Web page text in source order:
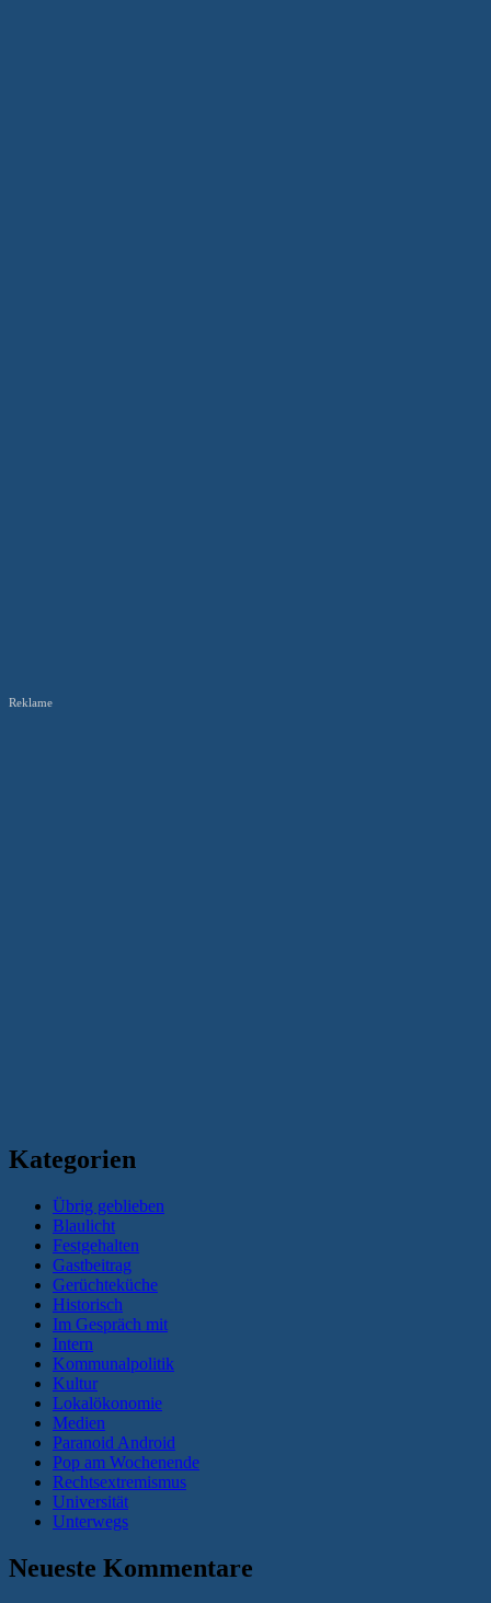
Reklame
Kategorien
Übrig geblieben
Blaulicht
Festgehalten
Gastbeitrag
Gerüchteküche
Historisch
Im Gespräch mit
Intern
Kommunalpolitik
Kultur
Lokalökonomie
Medien
Paranoid Android
Pop am Wochenende
Rechtsextremismus
Universität
Unterwegs
Neueste Kommentare